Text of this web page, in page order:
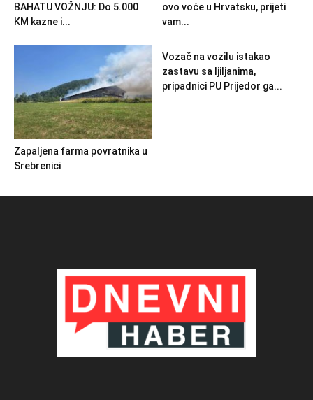
BAHATU VOŽNJU: Do 5.000
KM kazne i...
ovo voće u Hrvatsku, prijeti
vam...
Zapaljena farma povratnika u
Srebrenici
Vozač na vozilu istakao
zastavu sa ljiljanima,
pripadnici PU Prijedor ga...